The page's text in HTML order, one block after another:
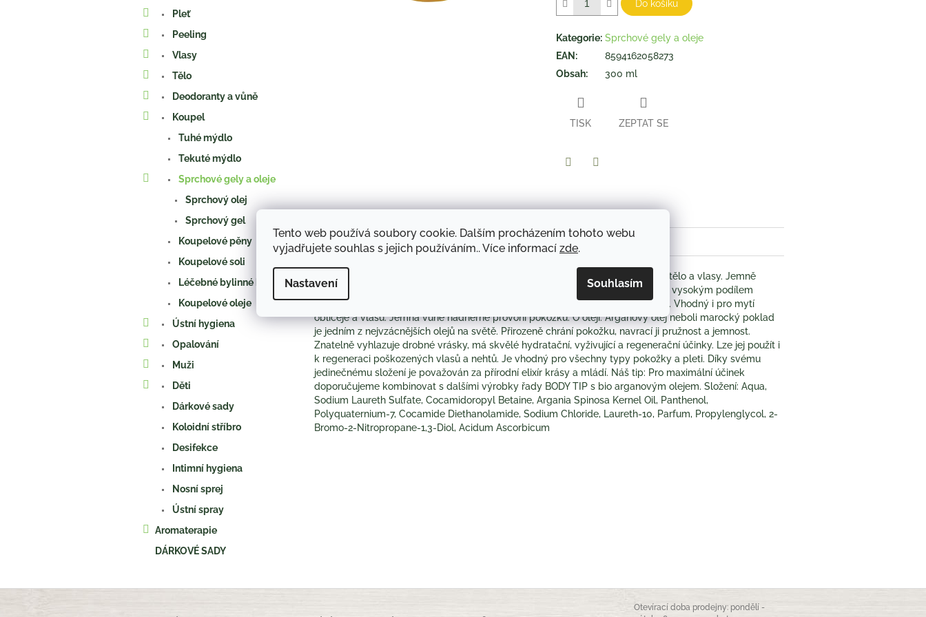
Tento web používá soubory cookie. Dalším procházením tohoto webu
vyjadřujete souhlas s jejich používáním.. Více informací zde.
Nastavení Souhlasím
Pleť
Peeling
Vlasy
Tělo
Deodoranty a vůně
Koupel
Tuhé mýdlo
Tekuté mýdlo
Sprchové gely a oleje
Sprchový olej
Sprchový gel
Koupelové pěny
Koupelové soli
Léčebné bylinné koupele
Koupelové oleje
Ústní hygiena
Opalování
Muži
Děti
Dárkové sady
Koloidní stříbro
Desifekce
Intimní hygiena
Nosní sprej
Ústní spray
Aromaterapie
DÁRKOVÉ SADY
hvězdiček.
Do košíku
Kategorie: Sprchové gely a oleje
EAN:
8594162058273
Obsah: 300 ml
TISK ZEPTAT SE
Popis Diskuze
Hydratační a výživný olejový sprchový gel s bio arganovým olejem na obličej, tělo a vlasy. Jemně
olejový sprchový gel pro šetrné mytí a ošetření pokožky. Originální receptura s vysokým podílem
zvláčňujících a hydratačních látek blahodárně působí na suchou a jemnou pleť. Vhodný i pro mytí
obličeje a vlasů. Jemná vůně nádherně provoní pokožku. O oleji: Arganový olej neboli marocký poklad
je jedním z nejvzácnějších olejů na světě. Přirozeně chrání pokožku, navrací ji pružnost a jemnost.
Znatelně vyhlazuje drobné vrásky, má skvělé hydratační, vyživující a regenerační účinky. Lze jej použít i
k regeneraci poškozených vlasů a nehtů. Je vhodný pro všechny typy pokožky a pleti. Díky svému
jedinečnému složení je považován za přírodní elixír krásy a mládí. Náš tip: Pro maximální účinek
doporučujeme kombinovat s dalšími výrobky řady BODY TIP s bio arganovým olejem. Složení: Aqua,
Sodium Laureth Sulfate, Cocamidoropyl Betaine, Argania Spinosa Kernel Oil, Panthenol,
Polyquaternium-7, Cocamide Diethanolamide, Sodium Chloride, Laureth-10, Parfum, Propylenglycol, 2-
Bromo-2-Nitropropane-1,3-Diol, Acidum Ascorbicum
Otevírací doba prodejny: pondělí -